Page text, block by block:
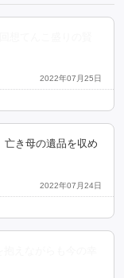
2022年07月25日
亡き母の遺品を収め
2022年07月24日